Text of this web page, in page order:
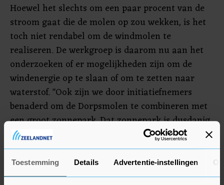
Toestemming Details Advertentie-instellingen
Hoewel het slechts om een paar procent van de
stroom gaat die de molen op zou wekken, is het
toch niet rendabel om de windmolen te
realiseren. De werkgroep is daarom nu aan het
onderzoeken of er mogelijkheden zijn om de
windenergie op te slaan of om te zetten naar
waterstof. "Ook zijn we door initiatiefnemers
benaderd om de Dorpsmolen te combineren met
een groot zonnepark. Dat zonnepark is dusdanig
groot, dat het dan rendabel is om een nieuwe
kabel aan te leggen." Maar of dat doorgaat, is
afhankelijk van de keuzes die de politiek gaat
maken.